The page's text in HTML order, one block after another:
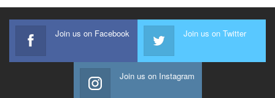
Join us on Facebook Join us on Twitter
Join us on Instagram